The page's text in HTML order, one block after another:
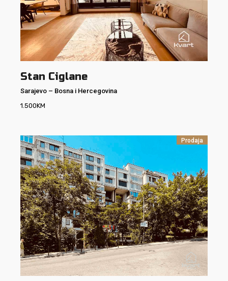
Stan Ciglane
Sarajevo – Bosna i Hercegovina
1.500KM
Prodaja